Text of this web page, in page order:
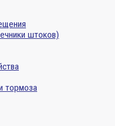
штоков)
тормоза